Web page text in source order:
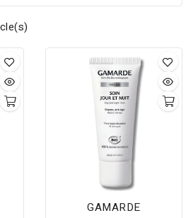
GAMARDE